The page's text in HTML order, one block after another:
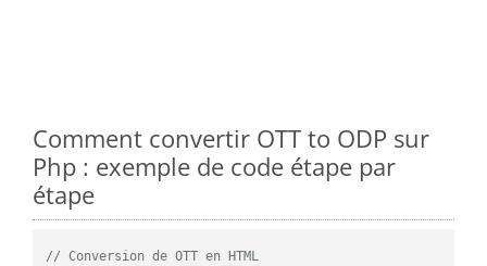
Comment convertir OTT to ODP sur
Php : exemple de code étape par
étape
// Conversion de OTT en HTML